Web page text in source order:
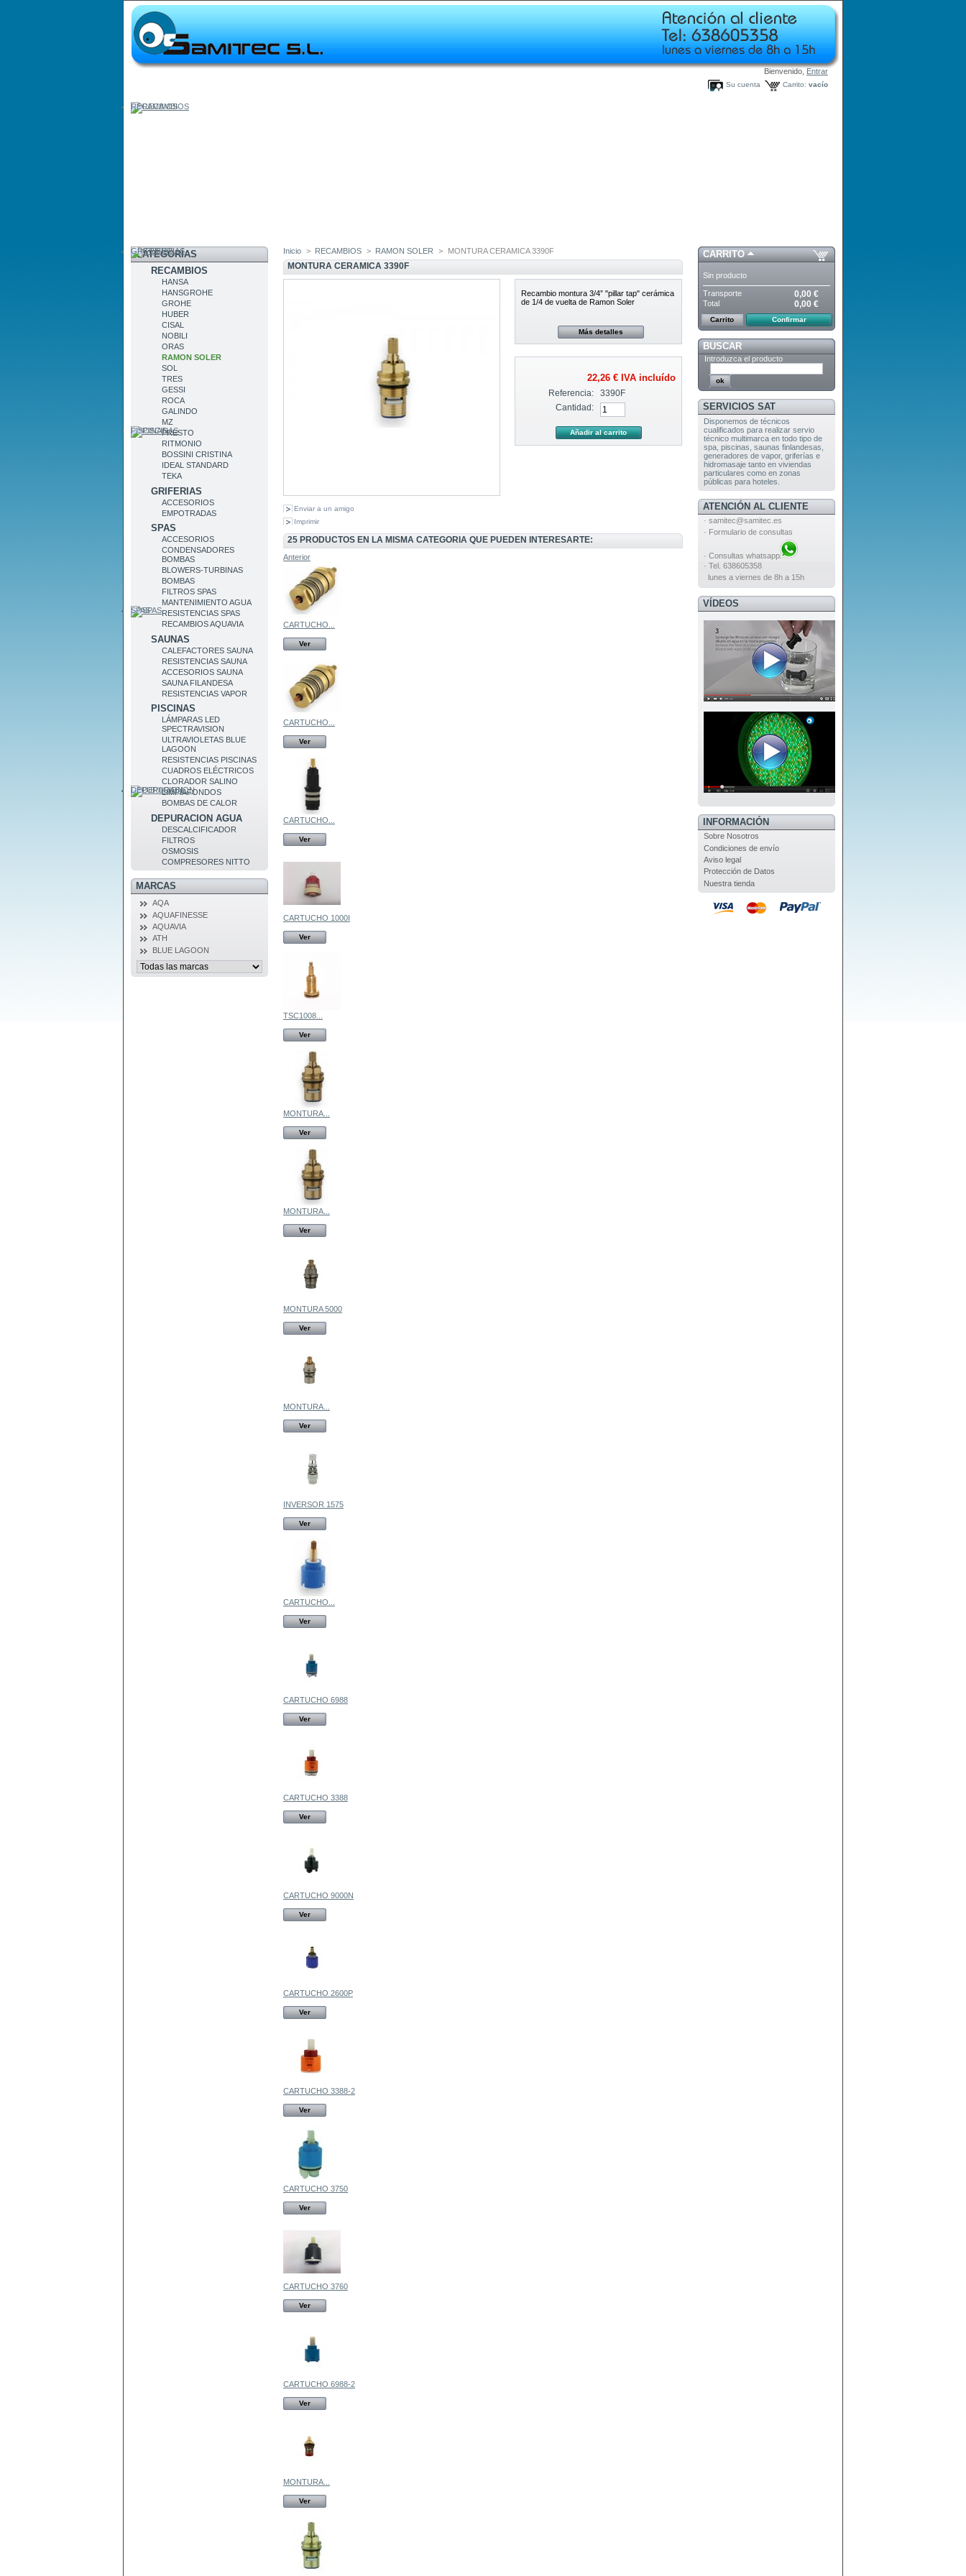
Bienvenido, Entrar
Carrito: vacío
Su cuenta
RECAMBIOS
GRIFERIAS
PISCINAS
SPAS
DEPURACION
CATEGORÍAS
RECAMBIOS
HANSA
HANSGROHE
GROHE
HUBER
CISAL
NOBILI
ORAS
RAMON SOLER
SOL
TRES
GESSI
ROCA
GALINDO
MZ
PRESTO
RITMONIO
BOSSINI CRISTINA
IDEAL STANDARD
TEKA
GRIFERIAS
ACCESORIOS
EMPOTRADAS
SPAS
ACCESORIOS
CONDENSADORES
BOMBAS
BLOWERS-TURBINAS
BOMBAS
FILTROS SPAS
MANTENIMIENTO AGUA
RESISTENCIAS SPAS
RECAMBIOS AQUAVIA
SAUNAS
CALEFACTORES SAUNA
RESISTENCIAS SAUNA
ACCESORIOS SAUNA
SAUNA FILANDESA
RESISTENCIAS VAPOR
PISCINAS
LÁMPARAS LED
SPECTRAVISION
ULTRAVIOLETAS BLUE
LAGOON
RESISTENCIAS PISCINAS
CUADROS ELÉCTRICOS
CLORADOR SALINO
LIMPIAFONDOS
BOMBAS DE CALOR
DEPURACION AGUA
DESCALCIFICADOR
FILTROS
OSMOSIS
COMPRESORES NITTO
MARCAS
AQA
AQUAFINESSE
AQUAVIA
ATH
BLUE LAGOON
Inicio > RECAMBIOS > RAMON SOLER > MONTURA CERAMICA 3390F
MONTURA CERAMICA 3390F
Enviar a un amigo
Imprimir
Recambio montura 3/4” "pillar tap" cerámica
de 1/4 de vuelta de Ramon Soler
Más detalles
22,26 €IVA incluído
Referencia:
3390F
Cantidad:
25 PRODUCTOS EN LA MISMA CATEGORIA QUE PUEDEN INTERESARTE:
Anterior
CARTUCHO...
Ver
CARTUCHO...
Ver
CARTUCHO...
Ver
CARTUCHO 1000I
Ver
TSC1008...
Ver
MONTURA...
Ver
MONTURA...
Ver
MONTURA 5000
Ver
MONTURA...
Ver
INVERSOR 1575
Ver
CARTUCHO...
Ver
CARTUCHO 6988
Ver
CARTUCHO 3388
Ver
CARTUCHO 9000N
Ver
CARTUCHO 2600P
Ver
CARTUCHO 3388-2
Ver
CARTUCHO 3750
Ver
CARTUCHO 3760
Ver
CARTUCHO 6988-2
Ver
MONTURA...
Ver
CARRITO
Sin producto
Transporte 0,00 €
Total 0,00 €
Carrito Confirmar
BUSCAR
Introduzca el producto
SERVICIOS SAT
Disponemos de técnicos
cualificados para realizar servio
técnico multimarca en todo tipo de
spa, piscinas, saunas finlandesas,
generadores de vapor, griferías e
hidromasaje tanto en viviendas
particulares como en zonas
públicas para hoteles.
ATENCIÓN AL CLIENTE
· samitec@samitec.es
· Formulario de consultas
· Consultas whatsapp
· Tel. 638605358
lunes a viernes de 8h a 15h
VÍDEOS
INFORMACIÓN
Sobre Nosotros
Condiciones de envío
Aviso legal
Protección de Datos
Nuestra tienda